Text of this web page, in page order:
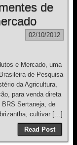
de
02/10/2012
e Mercado, uma
de Pesquisa
da Agricultura,
para venda direta
Sertaneja, de
cultivar […]
Read Post